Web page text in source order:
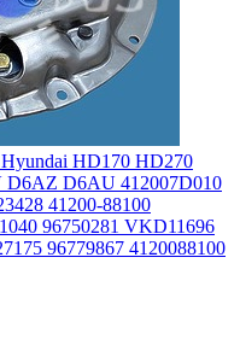
Hyundai HD170 HD270
D6AU 412007D010
41200-88100
96750281 VKD11696
96779867 4120088100